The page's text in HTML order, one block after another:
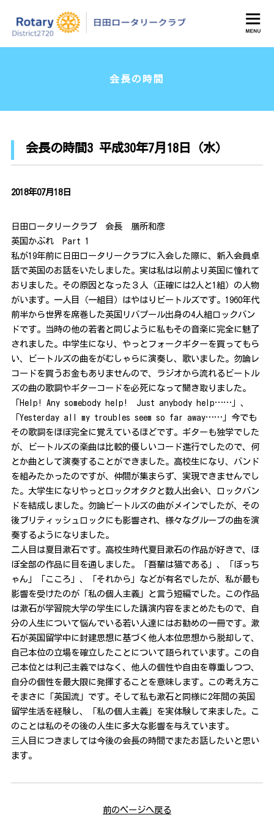
日田ロータリークラブ
会長の時間
会長の時間3 平成30年7月18日（水）
2018年07月18日
日田ロータリークラブ 会長 膳所和彦
英国かぶれ Part 1
私が19年前に日田ロータリークラブに入会した際に、新入会員卓
話で英国のお話をいたしました。実は私は以前より英国に憧れて
おりました。その原因となった３人（正確には2人と1組）の人物
がいます。一人目（一組目）はやはりビートルズです。1960年代
前半から世界を席巻した英国リバプール出身の4人組ロックバン
ドです。当時の他の若者と同じように私もその音楽に完全に魅了
されました。中学生になり、やっとフォークギターを買ってもら
い、ビートルズの曲をがむしゃらに演奏し、歌いました。勿論レ
コードを買うお金もありませんので、ラジオから流れるビートル
ズの曲の歌詞やギターコードを必死になって聞き取りました。
「Help! Any somebody help! Just anybody help……」、
「Yesterday all my troubles seem so far away……」今でも
その歌詞をほぼ完全に覚えているほどです。ギターも独学でした
が、ビートルズの楽曲は比較的優しいコード進行でしたので、何
とか曲として演奏することができました。高校生になり、バンド
を組みたかったのですが、仲間が集まらず、実現できませんでし
た。大学生になりやっとロックオタクと数人出会い、ロックバン
ドを結成しました。勿論ビートルズの曲がメインでしたが、その
後ブリティッシュロックにも影響され、様々なグループの曲を演
奏するようになりました。
二人目は夏目漱石です。高校生時代夏目漱石の作品が好きで、ほ
ぼ全部の作品に目を通しました。「吾輩は猫である」、「ぼっち
ゃん」「こころ」、「それから」などが有名でしたが、私が最も
影響を受けたのが「私の個人主義」と言う短編でした。この作品
は漱石が学習院大学の学生にした講演内容をまとめたもので、自
分の人生について悩んでいる若い人達にはお勧めの一冊です。漱
石が英国留学中に封建思想に基づく他人本位思想から脱却して、
自己本位の立場を確立したことについて語られています。この自
己本位とは利己主義ではなく、他人の個性や自由を尊重しつつ、
自分の個性を最大限に発揮することを意味します。この考え方こ
そまさに「英国流」です。そして私も漱石と同様に2年間の英国
留学生活を経験し、「私の個人主義」を実体験して来ました。こ
のことは私のその後の人生に多大な影響を与えています。
三人目につきましては今後の会長の時間でまたお話したいと思い
ます。
前のページへ戻る